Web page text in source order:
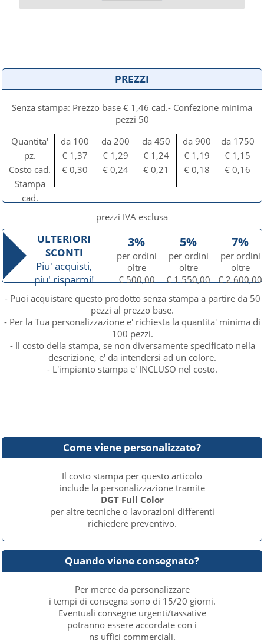
PREZZI
Senza stampa: Prezzo base € 1,46 cad.- Confezione minima
pezzi 50
Quantita'
pz.
Costo cad.
Stampa
cad.
da 100
€ 1,37
€ 0,30
da 200
€ 1,29
€ 0,24
da 450
€ 1,24
€ 0,21
da 900
€ 1,19
€ 0,18
da 1750
€ 1,15
€ 0,16
prezzi IVA esclusa
ULTERIORI
SCONTI
Piu' acquisti,
piu' risparmi!
3%
per ordini
oltre
€ 500,00
5%
per ordini
oltre
€ 1.550,00
7%
per ordini
oltre
€ 2.600,00
- Puoi acquistare questo prodotto senza stampa a partire da 50
pezzi al prezzo base.
- Per la Tua personalizzazione e' richiesta la quantita' minima di
100 pezzi.
- Il costo della stampa, se non diversamente specificato nella
descrizione, e' da intendersi ad un colore.
- L'impianto stampa e' INCLUSO nel costo.
Come viene personalizzato?
Il costo stampa per questo articolo
include la personalizzazione tramite
DGT Full Color
per altre tecniche o lavorazioni differenti
richiedere preventivo.
Quando viene consegnato?
Per merce da personalizzare
i tempi di consegna sono di 15/20 giorni.
Eventuali consegne urgenti/tassative
potranno essere accordate con i
ns uffici commerciali.